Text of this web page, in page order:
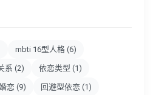
mbti 16型人格 (6)
系 (2) 依恋类型 (1)
恋 (9) 回避型依恋 (1)